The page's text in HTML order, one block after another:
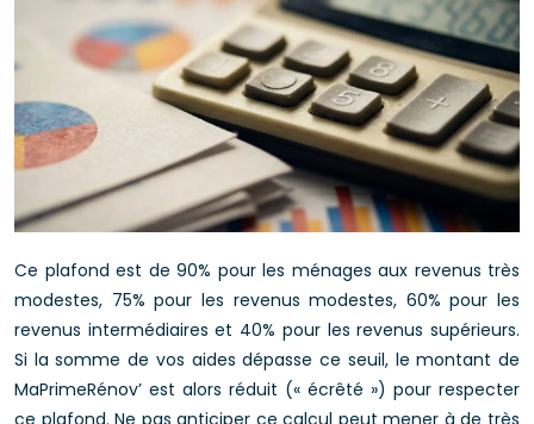
Ce plafond est de 90% pour les ménages aux revenus très
modestes, 75% pour les revenus modestes, 60% pour les
revenus intermédiaires et 40% pour les revenus supérieurs.
Si la somme de vos aides dépasse ce seuil, le montant de
MaPrimeRénov’ est alors réduit (« écrêté ») pour respecter